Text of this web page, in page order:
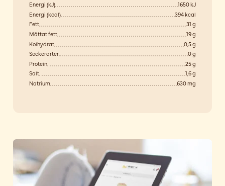
Energi (kJ)
1650 kJ
Energi (kcal)
394 kcal
Fett
31 g
Mättat fett
19 g
Kolhydrat
0,5 g
Sockerarter
0 g
Protein
25 g
Salt
1,6 g
Natrium
630 mg